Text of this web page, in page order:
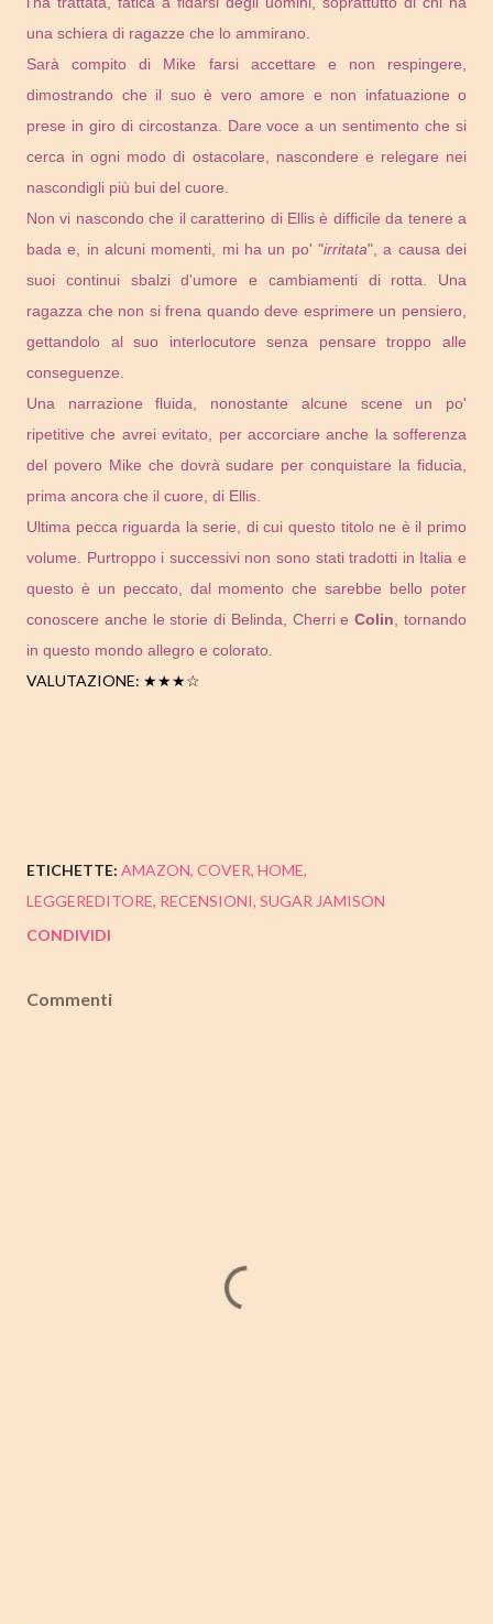
una schiera di ragazze che lo ammirano.
Sarà compito di Mike farsi accettare e non respingere,
dimostrando che il suo è vero amore e non infatuazione o
prese in giro di circostanza. Dare voce a un sentimento che si
cerca in ogni modo di ostacolare, nascondere e relegare nei
nascondigli più bui del cuore.
Non vi nascondo che il caratterino di Ellis è difficile da tenere a
bada e, in alcuni momenti, mi ha un po' "irritata", a causa dei
suoi continui sbalzi d'umore e cambiamenti di rotta. Una
ragazza che non si frena quando deve esprimere un pensiero,
gettandolo al suo interlocutore senza pensare troppo alle
conseguenze.
Una narrazione fluida, nonostante alcune scene un po'
ripetitive che avrei evitato, per accorciare anche la sofferenza
del povero Mike che dovrà sudare per conquistare la fiducia,
prima ancora che il cuore, di Ellis.
Ultima pecca riguarda la serie, di cui questo titolo ne è il primo
volume. Purtroppo i successivi non sono stati tradotti in Italia e
questo è un peccato, dal momento che sarebbe bello poter
conoscere anche le storie di Belinda, Cherri eColin, tornando
in questo mondo allegro e colorato.
VALUTAZIONE: ★★★☆
ETICHETTE: AMAZON COVER HOME
LEGGEREDITORE RECENSIONI SUGAR JAMISON
CONDIVIDI
Commenti